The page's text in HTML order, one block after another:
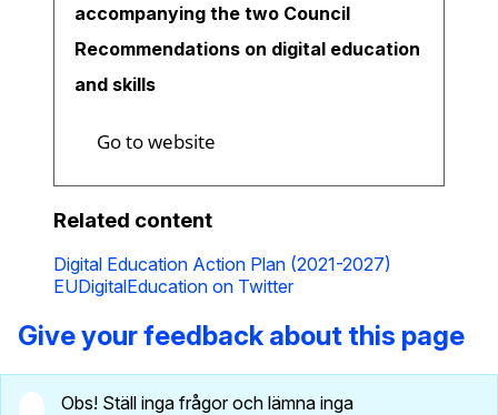
accompanying the two Council
Recommendations on digital education
and skills
Go to website
Related content
Digital Education Action Plan (2021-2027)
EUDigitalEducation on Twitter
Give your feedback about this page
Obs! Ställ inga frågor och lämna inga